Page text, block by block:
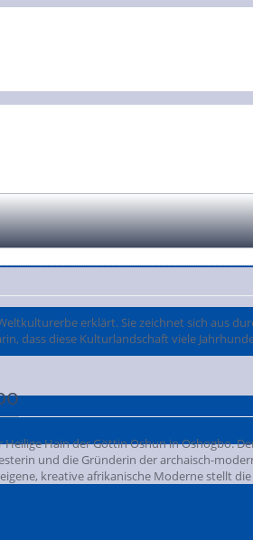
erklärt. Sie zeichnet sich aus
dass diese Kulturlandschaft viele
Hain der Göttin Oshun in Oshogbo.
und die Gründerin der archaisch-
kreative afrikanische Moderne stellt